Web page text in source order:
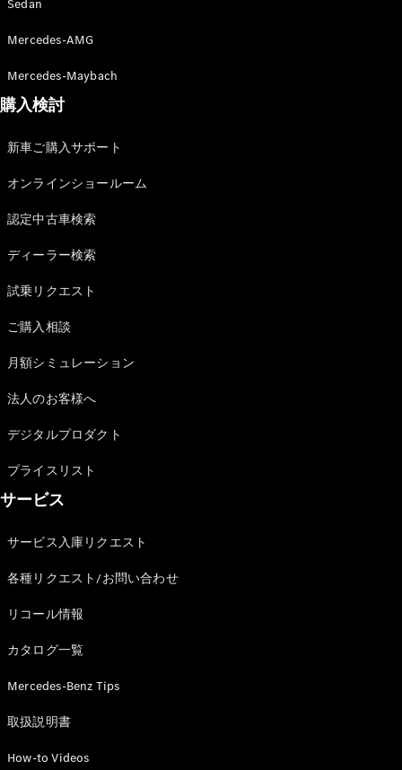
Sedan
Mercedes-AMG
Mercedes-Maybach
購入検討
新車ご購入サポート
オンラインショールーム
認定中古車検索
ディーラー検索
試乗リクエスト
ご購入相談
月額シミュレーション
法人のお客様へ
デジタルプロダクト
プライスリスト
サービス
サービス入庫リクエスト
各種リクエスト/お問い合わせ
リコール情報
カタログ一覧
Mercedes-Benz Tips
取扱説明書
How-to Videos